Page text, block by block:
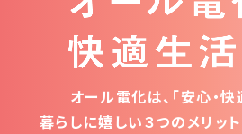
オール電化は、「安心・快
暮らしに嬉しい３つのメリット